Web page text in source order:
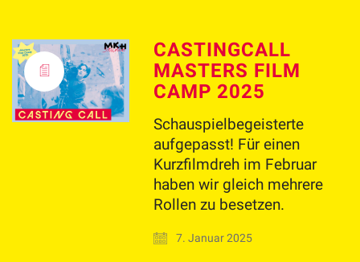
CASTINGCALL
MASTERS FILM
CAMP 2025
Schauspielbegeisterte
aufgepasst! Für einen
Kurzfilmdreh im Februar
haben wir gleich mehrere
Rollen zu besetzen.
7. Januar 2025